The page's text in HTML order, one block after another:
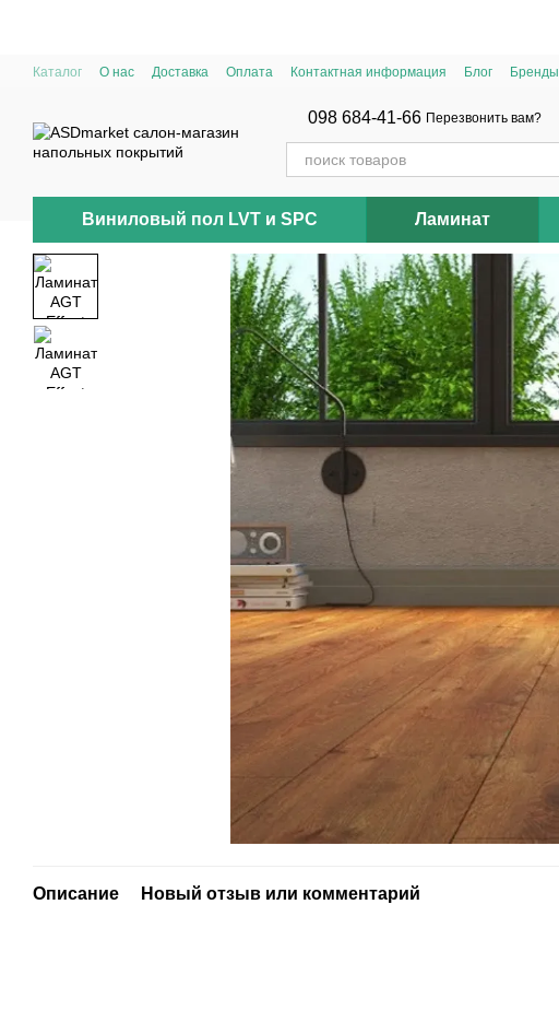
Каталог О нас Доставка Оплата Контактная информация Блог Бренды
098 684-41-66 Перезвонить вам?
Виниловый пол LVT и SPC Ламинат
Описание Новый отзыв или комментарий